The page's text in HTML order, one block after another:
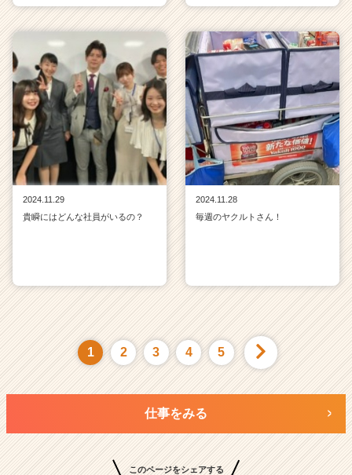
2024.11.29
貴瞬にはどんな社員がいるの？
2024.11.28
毎週のヤクルトさん！
1 2 3 4 5
仕事をみる
このページをシェアする